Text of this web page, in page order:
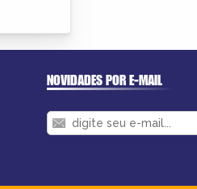
NOVIDADES POR E-MAIL